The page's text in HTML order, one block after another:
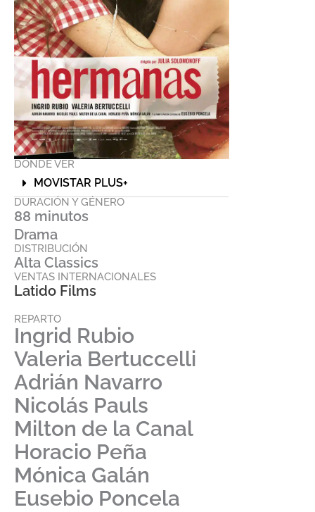
DÓNDE VER
MOVISTAR PLUS+
DURACIÓN Y GÉNERO
88 minutos
Drama
DISTRIBUCIÓN
Alta Classics
VENTAS INTERNACIONALES
Latido Films
REPARTO
Ingrid Rubio
Valeria Bertuccelli
Adrián Navarro
Nicolás Pauls
Milton de la Canal
Horacio Peña
Mónica Galán
Eusebio Poncela